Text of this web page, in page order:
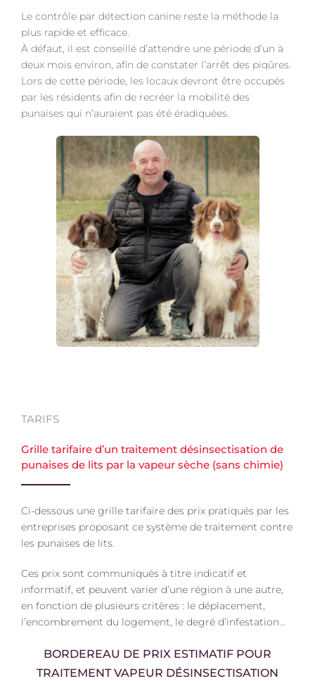
Le contrôle par détection canine reste la méthode la
plus rapide et efficace.
À défaut, il est conseillé d’attendre une période d’un à
deux mois environ, afin de constater l’arrêt des piqûres.
Lors de cette période, les locaux devront être occupés
par les résidents afin de recréer la mobilité des
punaises qui n’auraient pas été éradiquées.
TARIFS
Grille tarifaire d’un traitement désinsectisation de
punaises de lits par la vapeur sèche (sans chimie)
Ci-dessous une grille tarifaire des prix pratiqués par les
entreprises proposant ce système de traitement contre
les punaises de lits.
Ces prix sont communiqués à titre indicatif et
informatif, et peuvent varier d’une région à une autre,
en fonction de plusieurs critères : le déplacement,
l’encombrement du logement, le degré d’infestation…
BORDEREAU DE PRIX ESTIMATIF POUR
TRAITEMENT VAPEUR DÉSINSECTISATION